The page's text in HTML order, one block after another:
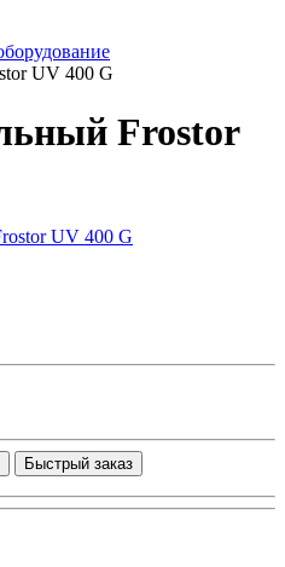
UV 400 G
Frostor
Быстрый заказ